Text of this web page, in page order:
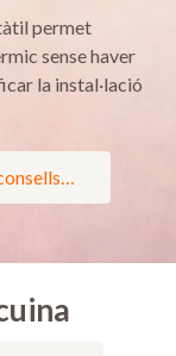
permet
sense haver
la instal·lació